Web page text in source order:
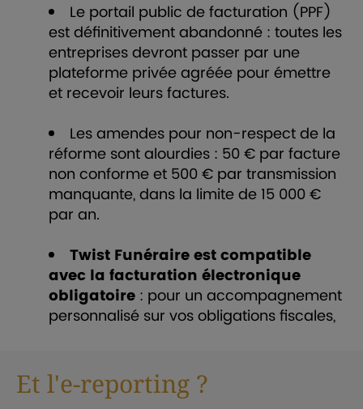
Le portail public de facturation (PPF)
est définitivement abandonné : toutes les
entreprises devront passer par une
plateforme privée agréée pour émettre
et recevoir leurs factures.
Les amendes pour non-respect de la
réforme sont alourdies : 50 € par facture
non conforme et 500 € par transmission
manquante, dans la limite de 15 000 €
par an.
Twist Funéraire est compatible
avec la facturation électronique
obligatoire : pour un accompagnement
personnalisé sur vos obligations fiscales,
Et l'e-reporting ?